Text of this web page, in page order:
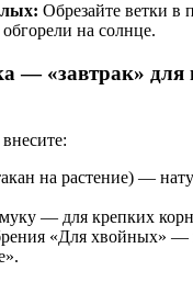
Обрезайте ветки в
на солнце.
— «завтрак»
на растение) —
— для крепких
«Для хвойных» —